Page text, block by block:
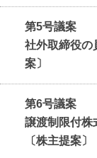
第5号議案
社外取締役の
案〕
第6号議案
譲渡制限付株
〔株主提案〕